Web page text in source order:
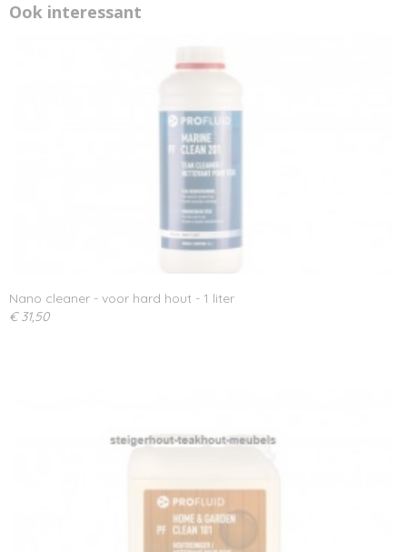
Ook interessant
Nano cleaner - voor hard hout - 1 liter
€ 31,50